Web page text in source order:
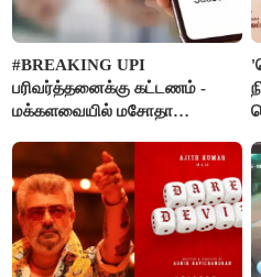
#BREAKING UPI
பரிவர்த்தனைக்கு கட்டணம் -
மக்களவையில் மசோதா